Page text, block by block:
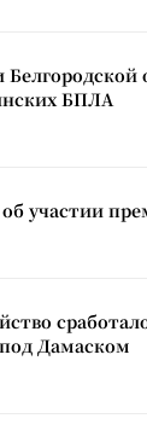
БПЛА
участии
Дамаском